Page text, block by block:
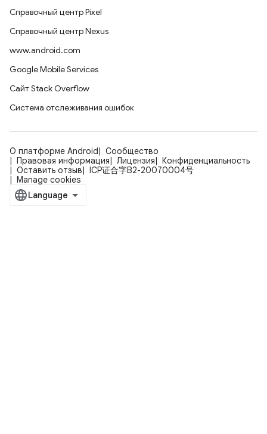
Справочный центр Pixel
Справочный центр Nexus
www.android.com
Google Mobile Services
Сайт Stack Overflow
Система отслеживания ошибок
О платформе Android
Сообщество
Правовая информация
Лицензия
Конфиденциальность
Оставить отзыв
ICP证合字B2-20070004号
Manage cookies